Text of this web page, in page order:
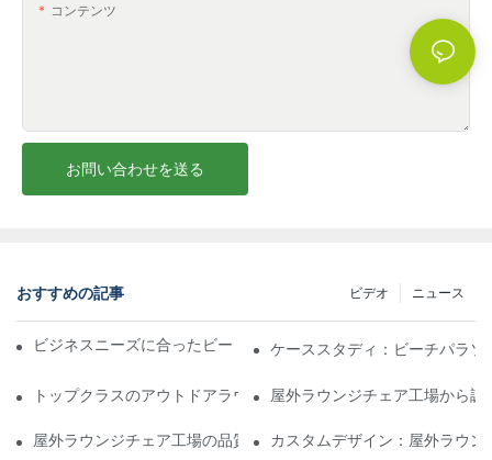
コンテンツ
お問い合わせを送る
おすすめの記事 ニュース
ビデオ
ビジネスニーズに合ったビーチパラソル販売業者を見つける
ケーススタディ：ビーチパラ
トップクラスのアウトドアラウンジチェア工場に期待できること
屋外ラウンジチェア工場から調
屋外ラウンジチェア工場の品質評価方法カスタムデザイン：屋外ラウ